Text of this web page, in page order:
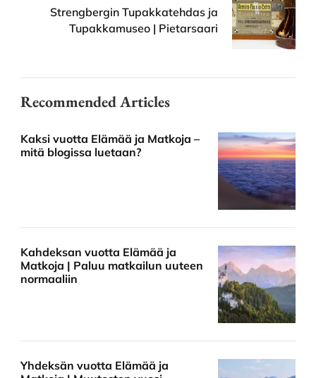
Strengbergin Tupakkatehdas ja
Tupakkamuseo | Pietarsaari
Recommended Articles
Kaksi vuotta Elämää ja Matkoja –
mitä blogissa luetaan?
Kahdeksan vuotta Elämää ja
Matkoja | Paluu matkailun uuteen
normaaliin
Yhdeksän vuotta Elämää ja